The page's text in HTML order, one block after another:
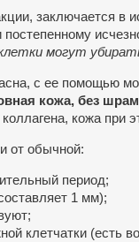
заключается в
постепенному
могут
с ее помощью
кожа, без
кожа при
от обычной:
период;
1 мм);
клетчатки (есть